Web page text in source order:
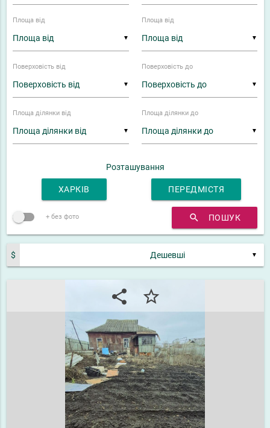
▼
Площа від
▼
Площа від
▼
Поверховість від
▼
Поверховість до
▼
Площа ділянки від
▼
Площа ділянки до
Розташування
ХАРКІВ ПЕРЕДМІСТЯ
+ без фото search ПОШУК
$ ▼
share star_border